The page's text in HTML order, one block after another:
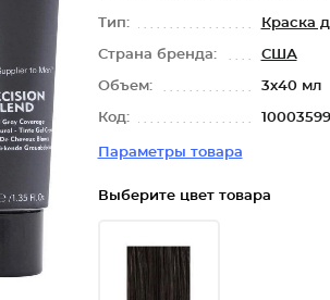
Тип: Краска
Страна бренда: США
Объем: 3х40 мл
Код:
Параметры товара
Выберите цвет товара